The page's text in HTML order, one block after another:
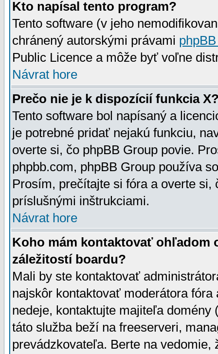
Kto napísal tento program?
Tento software (v jeho
chránený autorskými právami
Public Licence a môže byť voľne
Návrat hore
Prečo nie je k dispozícií funkcia
Tento software bol napísaný a
je potrebné pridať nejakú funkciu,
overte si, čo phpBB Group povie.
phpbb.com, phpBB Group používa
Prosím, prečítajte si fóra a overte
príslušnými inštrukciami.
Návrat hore
Koho mám kontaktovať ohľadom
záležitostí boardu?
Mali by ste kontaktovať
najskôr kontaktovať moderátora
nedeje, kontaktujte majiteľa
táto služba beží na freeserveri,
prevádzkovateľa. Berte na vedomie,